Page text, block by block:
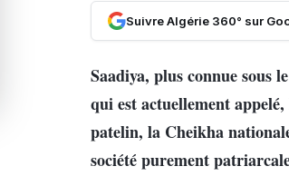
Suivre Algérie 360° sur
Saadiya, plus connue sous
qui est actuellement
patelin, la Cheikha
société purement